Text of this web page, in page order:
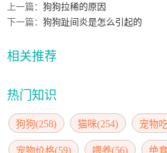
上一篇：狗狗拉稀的原因
下一篇：狗狗趾间炎是怎么引起的
相关推荐
热门知识
狗狗(258) 猫咪(254) 宠物
宠物价格(59) 喂养(56) 绝